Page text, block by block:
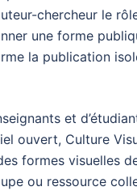
chercheur le
une forme
la publication
et
ouvert, Culture
formes visuelles
ou ressource